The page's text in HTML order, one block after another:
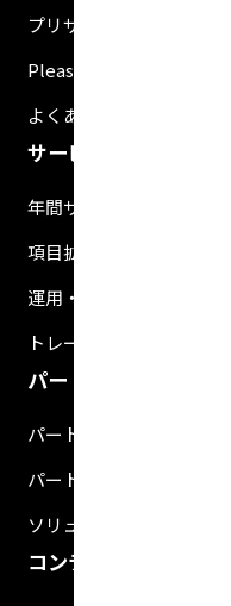
プリザンター導入事例記事
Pleasnater.net(SaaS)
よくある質問
サービス・支援
年間サポートサービス
項目拡張
運用・開発支援ツール
トレーニング
パートナー
パートナー検索
パートナー制度
ソリューション
コンテンツ